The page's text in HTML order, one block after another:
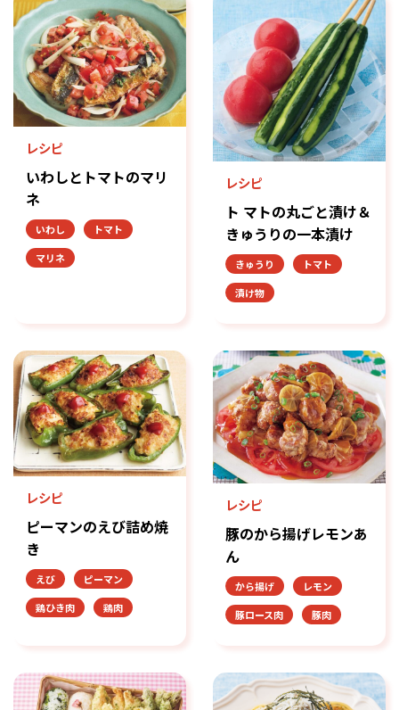
レシピ
いわしとトマトのマリ
ネ
いわし
トマト
マリネ
レシピ
ト マトの丸ごと漬け＆
きゅうりの一本漬け
きゅうり
トマト
漬け物
レシピ
ピーマンのえび詰め焼
き
えび
ピーマン
鶏ひき肉
鶏肉
レシピ
豚のから揚げレモンあ
ん
から揚げ
レモン
豚ロース肉
豚肉